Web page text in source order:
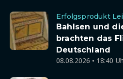
Erfolgsprodukt
Bahlsen und
brachten das
Deutschland
08.08.2026 • 18:40